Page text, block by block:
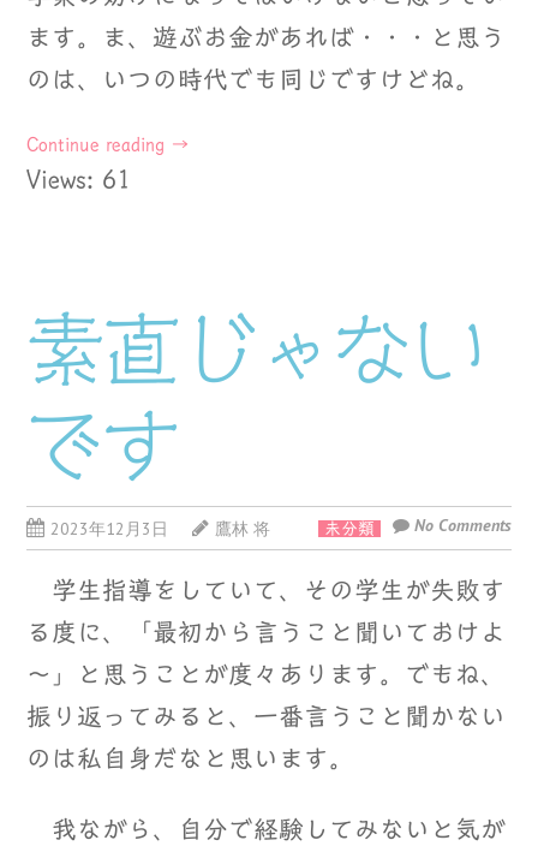
ます。ま、遊ぶお金があれば・・・と思う
のは、いつの時代でも同じですけどね。
Continue reading →
Views: 61
素直じゃない
です
2023年12月3日 鷹林 将 未分類 No Comments
学生指導をしていて、その学生が失敗す
る度に、「最初から言うこと聞いておけよ
～」と思うことが度々あります。でもね、
振り返ってみると、一番言うこと聞かない
のは私自身だなと思います。
我ながら、自分で経験してみないと気が